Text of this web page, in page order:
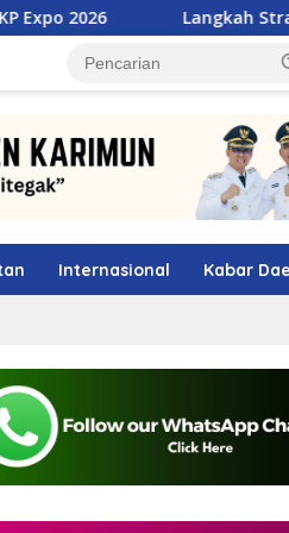
Langkah Strategis TMP
Internasional Kabar